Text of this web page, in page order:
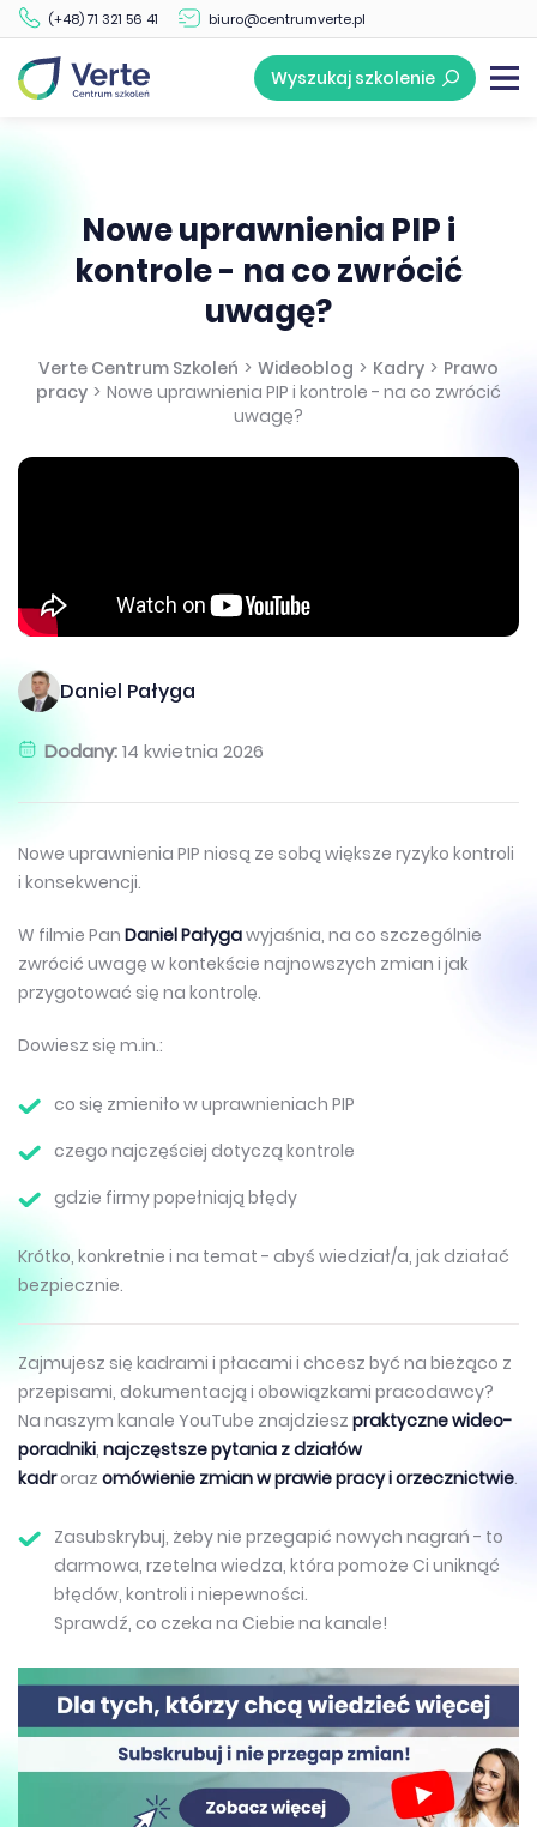
(+48) 71 321 56 41 biuro@centrumverte.pl
Wyszukaj szkolenie
Nowe uprawnienia PIP i
kontrole - na co zwrócić
uwagę?
Verte Centrum Szkoleń > Wideoblog > Kadry > Prawo
pracy > Nowe uprawnienia PIP i kontrole - na co zwrócić
uwagę?
Daniel Pałyga
Dodany:14 kwietnia 2026
Nowe uprawnienia PIP niosą ze sobą większe ryzyko kontroli
i konsekwencji.
W filmie Pan Daniel Pałygawyjaśnia, na co szczególnie
zwrócić uwagę w kontekście najnowszych zmian i jak
przygotować się na kontrolę.
Dowiesz się m.in.:
co się zmieniło w uprawnieniach PIP
czego najczęściej dotyczą kontrole
gdzie firmy popełniają błędy
Krótko, konkretnie i na temat - abyś wiedział/a, jak działać
bezpiecznie.
Zajmujesz się kadrami i płacami i chcesz być na bieżąco z
przepisami, dokumentacją i obowiązkami pracodawcy?
Na naszym kanale YouTube znajdziesz praktyczne wideo-
poradniki, najczęstsze pytania z działów
kadroraz omówienie zmian w prawie pracy i orzecznictwie.
Zasubskrybuj, żeby nie przegapić nowych nagrań - to
darmowa, rzetelna wiedza, która pomoże Ci uniknąć
błędów, kontroli i niepewności.
Sprawdź, co czeka na Ciebie na kanale!